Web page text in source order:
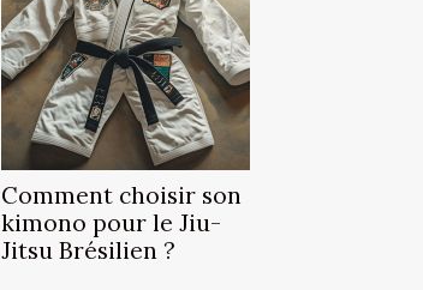
Comment choisir son
kimono pour le Jiu-
Jitsu Brésilien ?